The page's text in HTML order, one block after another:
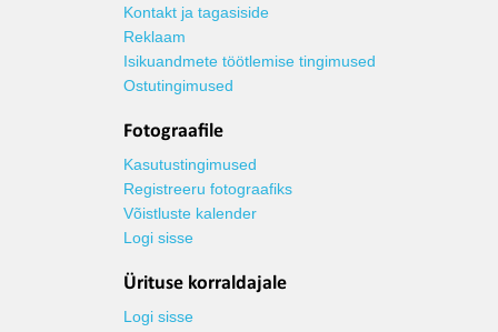
Kontakt ja tagasiside
Reklaam
Isikuandmete töötlemise tingimused
Ostutingimused
Fotograafile
Kasutustingimused
Registreeru fotograafiks
Võistluste kalender
Logi sisse
Ürituse korraldajale
Logi sisse